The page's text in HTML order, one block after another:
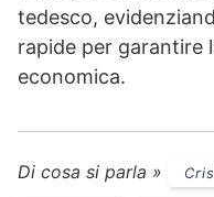
tedesco,
rapide per garantire
economica.
Di cosa si parla »